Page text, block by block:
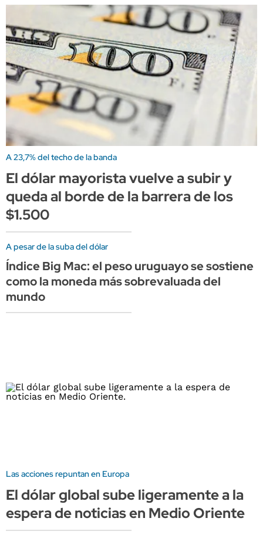
A 23,7% del techo de la banda
El dólar mayorista vuelve a subir y
queda al borde de la barrera de los
$1.500
A pesar de la suba del dólar
Índice Big Mac: el peso uruguayo se sostiene
como la moneda más sobrevaluada del
mundo
Las acciones repuntan en Europa
El dólar global sube ligeramente a la
espera de noticias en Medio Oriente